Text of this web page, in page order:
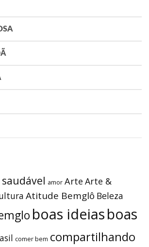
amor Arte Arte &
Atitude Bemglô Beleza
boas ideiasboas
comer bem compartilhando